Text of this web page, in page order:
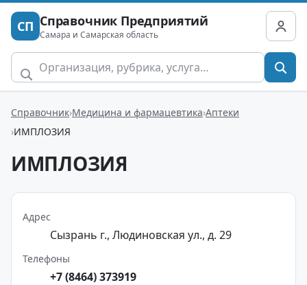
СП Справочник Предприятий
Самара и Самарская область
Справочник Медицина и фармацевтика Аптеки
ИМПЛОЗИЯ
ИМПЛОЗИЯ
Адрес
Сызрань г., Людиновская ул., д. 29
Телефоны
+7 (8464) 373919